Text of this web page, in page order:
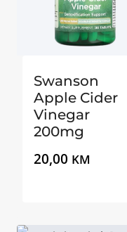
Swanson
Apple Cider
Vinegar
200mg
20,00 KM